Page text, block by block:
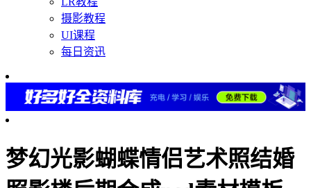
摄影教程
UI课程
每日资迅
梦幻光影蝴蝶情侣艺术照结婚